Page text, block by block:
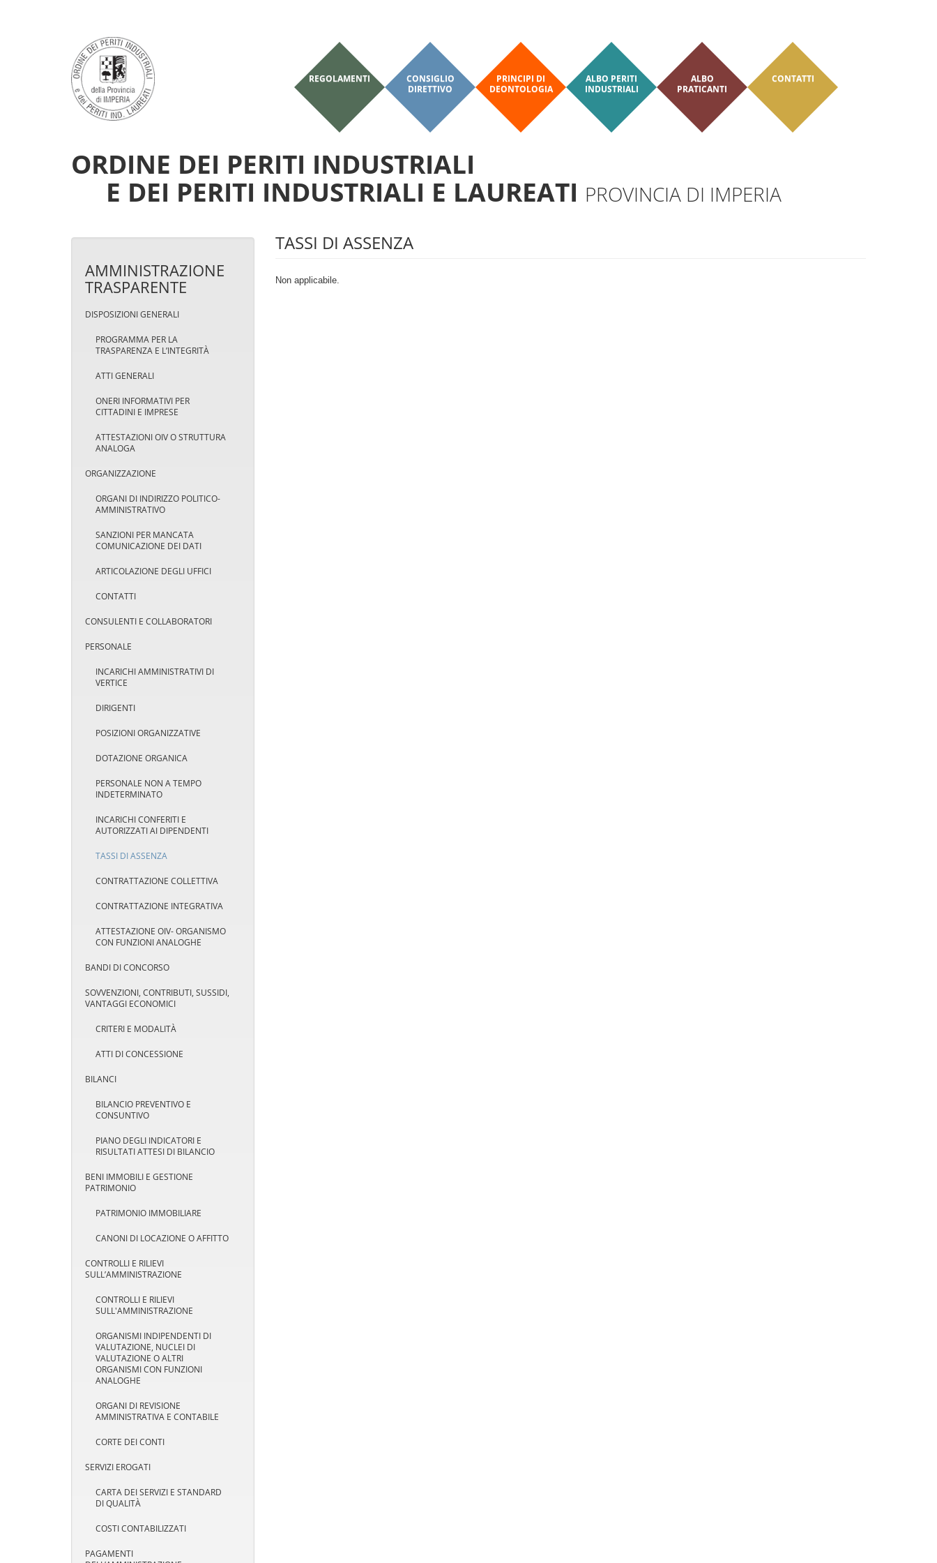
REGOLAMENTI
CONSIGLIO
DIRETTIVO
PRINCIPI DI
DEONTOLOGIA
ALBO PERITI
INDUSTRIALI
ALBO
PRATICANTI
CONTATTI
ORDINE DEI PERITI INDUSTRIALI
E DEI PERITI INDUSTRIALI E LAUREATI PROVINCIA DI IMPERIA
AMMINISTRAZIONE
TRASPARENTE
DISPOSIZIONI GENERALI
PROGRAMMA PER LA
TRASPARENZA E L’INTEGRITÀ
ATTI GENERALI
ONERI INFORMATIVI PER
CITTADINI E IMPRESE
ATTESTAZIONI OIV O STRUTTURA
ANALOGA
ORGANIZZAZIONE
ORGANI DI INDIRIZZO POLITICO-
AMMINISTRATIVO
SANZIONI PER MANCATA
COMUNICAZIONE DEI DATI
ARTICOLAZIONE DEGLI UFFICI
CONTATTI
CONSULENTI E COLLABORATORI
PERSONALE
INCARICHI AMMINISTRATIVI DI
VERTICE
DIRIGENTI
POSIZIONI ORGANIZZATIVE
DOTAZIONE ORGANICA
PERSONALE NON A TEMPO
INDETERMINATO
INCARICHI CONFERITI E
AUTORIZZATI AI DIPENDENTI
TASSI DI ASSENZA
CONTRATTAZIONE COLLETTIVA
CONTRATTAZIONE INTEGRATIVA
ATTESTAZIONE OIV- ORGANISMO
CON FUNZIONI ANALOGHE
BANDI DI CONCORSO
SOVVENZIONI, CONTRIBUTI, SUSSIDI,
VANTAGGI ECONOMICI
CRITERI E MODALITÀ
ATTI DI CONCESSIONE
BILANCI
BILANCIO PREVENTIVO E
CONSUNTIVO
PIANO DEGLI INDICATORI E
RISULTATI ATTESI DI BILANCIO
BENI IMMOBILI E GESTIONE
PATRIMONIO
PATRIMONIO IMMOBILIARE
CANONI DI LOCAZIONE O AFFITTO
CONTROLLI E RILIEVI
SULL’AMMINISTRAZIONE
CONTROLLI E RILIEVI
SULL'AMMINISTRAZIONE
ORGANISMI INDIPENDENTI DI
VALUTAZIONE, NUCLEI DI
VALUTAZIONE O ALTRI
ORGANISMI CON FUNZIONI
ANALOGHE
ORGANI DI REVISIONE
AMMINISTRATIVA E CONTABILE
CORTE DEI CONTI
SERVIZI EROGATI
CARTA DEI SERVIZI E STANDARD
DI QUALITÀ
COSTI CONTABILIZZATI
PAGAMENTI
TASSI DI ASSENZA
Non applicabile.